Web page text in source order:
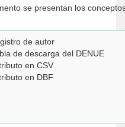
se presentan los
de autor
de descarga del DENUE
en CSV
en DBF